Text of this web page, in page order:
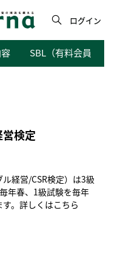
ログイン
SBL（有料会員向けサ
検定
経営/CSR検定）は3級
年春、1級試験を毎年
。 詳しくはこちら